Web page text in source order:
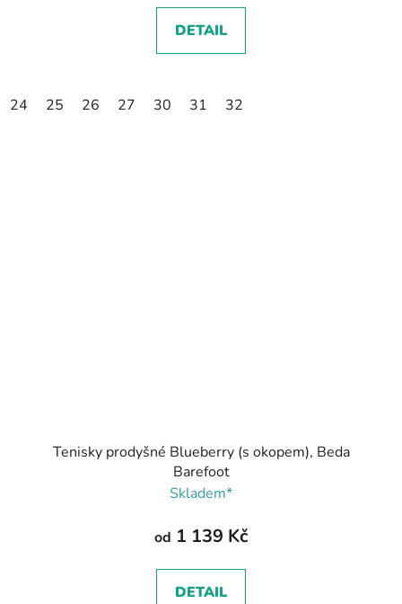
DETAIL
24 25 26 27 30 31 32
Tenisky prodyšné Blueberry (s okopem), Beda
Barefoot
Skladem*
od 1 139 Kč
DETAIL